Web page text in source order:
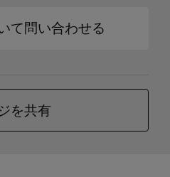
て問い合わせる
を共有